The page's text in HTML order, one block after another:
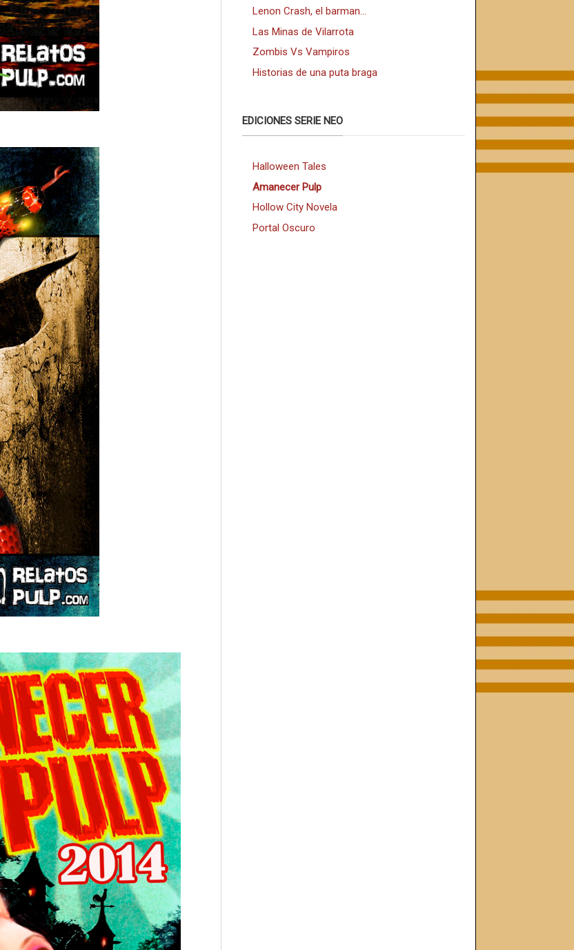
Lenon Crash, el barman...
Las Minas de Vilarrota
Zombis Vs Vampiros
Historias de una puta braga
EDICIONES SERIE NEO
Halloween Tales
Amanecer Pulp
Hollow City Novela
Portal Oscuro